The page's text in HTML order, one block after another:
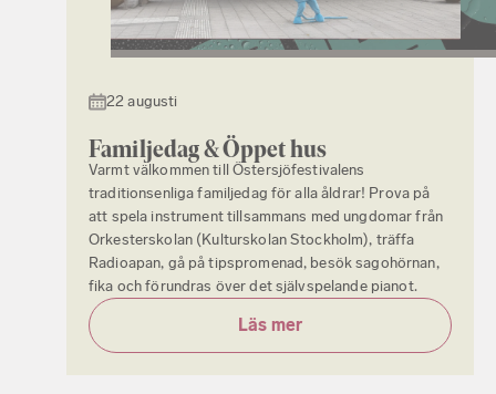
22 augusti
Familjedag & Öppet hus
Varmt välkommen till Östersjöfestivalens
traditionsenliga familjedag för alla åldrar! Prova på
att spela instrument tillsammans med ungdomar från
Orkesterskolan (Kulturskolan Stockholm), träffa
Radioapan, gå på tipspromenad, besök sagohörnan,
fika och förundras över det självspelande pianot.
Läs mer